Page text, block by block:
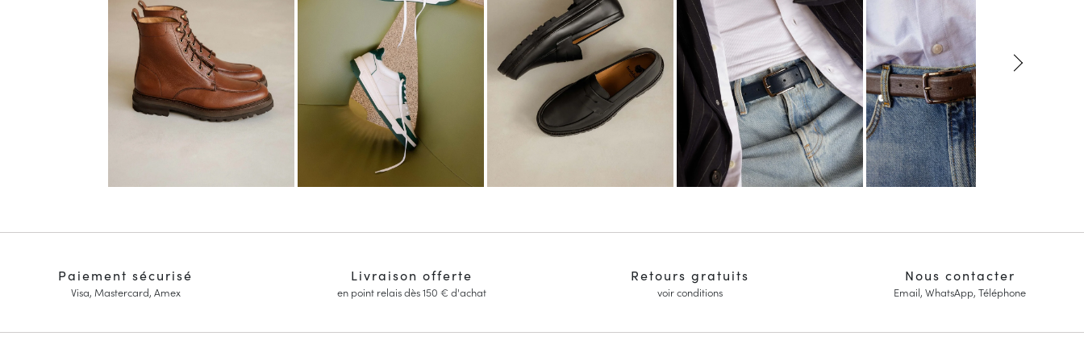
Livraison offerte
en point relais dès 150 € d'achat
Retours gratuits
voir conditions
Paiement sécurisé
Visa, Mastercard, Amex
Nous contacter
Email, WhatsApp, Téléphone